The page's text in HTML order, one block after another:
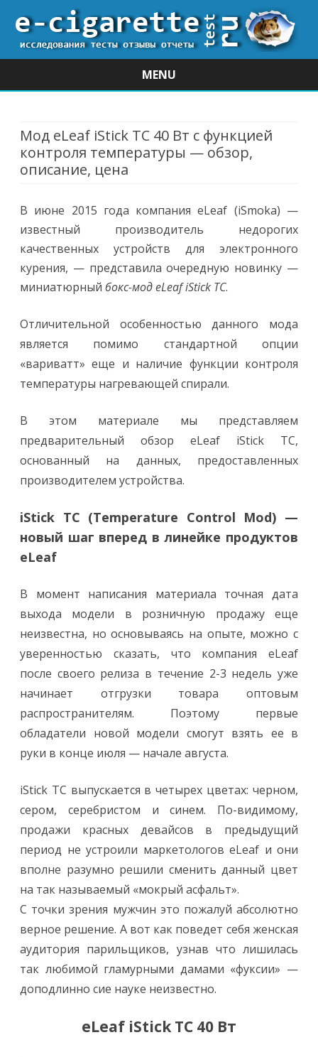
MENU
Мод eLeaf iStick TC 40 Вт с функцией
контроля температуры — обзор,
описание, цена
В июне 2015 года компания eLeaf (iSmoka) —
известный производитель недорогих
качественных устройств для электронного
курения, — представила очередную новинку —
миниатюрный бокс-мод eLeaf iStick TC.
Отличительной особенностью данного мода
является помимо стандартной опции
«вариватт» еще и наличие функции контроля
температуры нагревающей спирали.
В этом материале мы представляем
предварительный обзор eLeaf iStick TC,
основанный на данных, предоставленных
производителем устройства.
iStick TC (Temperature Control Mod) —
новый шаг вперед в линейке продуктов
eLeaf
В момент написания материала точная дата
выхода модели в розничную продажу еще
неизвестна, но основываясь на опыте, можно с
уверенностью сказать, что компания eLeaf
после своего релиза в течение 2-3 недель уже
начинает отгрузки товара оптовым
распространителям. Поэтому первые
обладатели новой модели смогут взять ее в
руки в конце июля — начале августа.
iStick TC выпускается в четырех цветах: черном,
сером, серебристом и синем. По-видимому,
продажи красных девайсов в предыдущий
период не устроили маркетологов eLeaf и они
вполне разумно решили сменить данный цвет
на так называемый «мокрый асфальт».
С точки зрения мужчин это пожалуй абсолютно
верное решение. А вот как поведет себя женская
аудитория парильщиков, узнав что лишилась
так любимой гламурными дамами «фуксии» —
доподлинно сие науке неизвестно.
eLeaf iStick TC 40 Вт